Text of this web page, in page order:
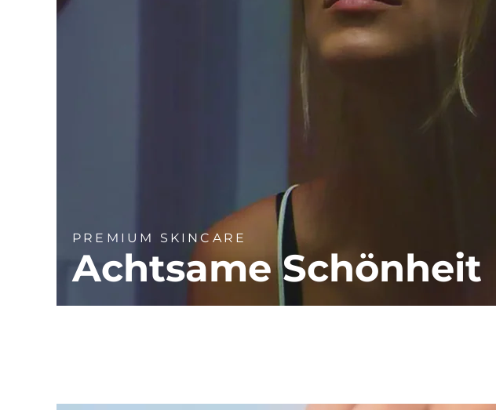
PREMIUM SKINCARE
Achtsame Schönheit